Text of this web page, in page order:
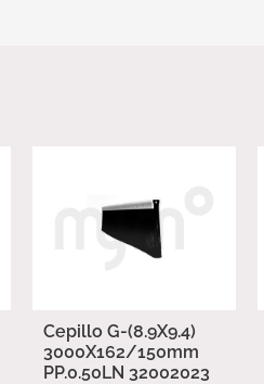
Cepillo G-(8.9X9.4)
3000X162/150mm
PP.0.50LN 32002023